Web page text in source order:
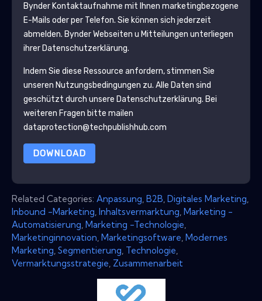
BynderKontaktaufnahme mit Ihnen marketingbezogene
E-Mails oder per Telefon. Sie können sich jederzeit
abmelden. BynderWebseiten u Mitteilungen unterliegen
ihrer Datenschutzerklärung.
Indem Sie diese Ressource anfordern, stimmen Sie
unseren Nutzungsbedingungen zu. Alle Daten sind
geschützt durch unsere Datenschutzerklärung. Bei
weiteren Fragen bitte mailen
dataprotection@techpublishhub.com
DOWNLOAD
Related Categories: Anpassung B2B Digitales Marketing
Inbound -Marketing Inhaltsvermarktung Marketing -
Automatisierung Marketing -Technologie
Marketinginnovation Marketingsoftware Modernes
Marketing Segmentierung Technologie
Vermarktungsstrategie Zusammenarbeit